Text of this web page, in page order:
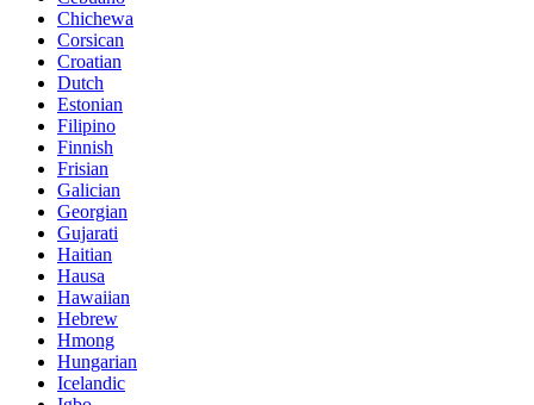
Chichewa
Corsican
Croatian
Dutch
Estonian
Filipino
Finnish
Frisian
Galician
Georgian
Gujarati
Haitian
Hausa
Hawaiian
Hebrew
Hmong
Hungarian
Icelandic